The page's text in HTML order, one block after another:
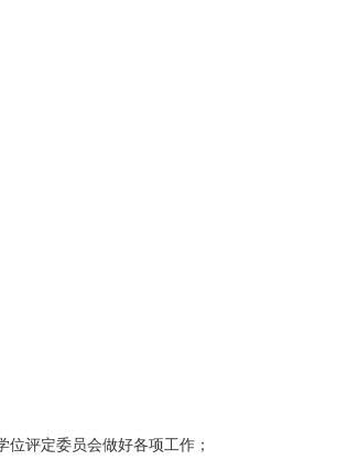
评定委员会做好各项工作；